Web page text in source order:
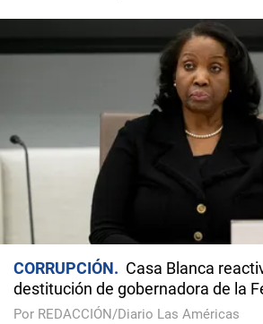
CORRUPCIÓN
Casa Blanca
destitución de gobernadora de la
Por REDACCIÓN/Diario Las Américas